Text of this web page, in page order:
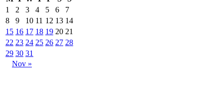
1
2 3 4 5 6
7
8
9 10 11 12 13 14
15 16 17 18 19 20 21
22 23 24 25 26 27 28
29 30 31
Nov »